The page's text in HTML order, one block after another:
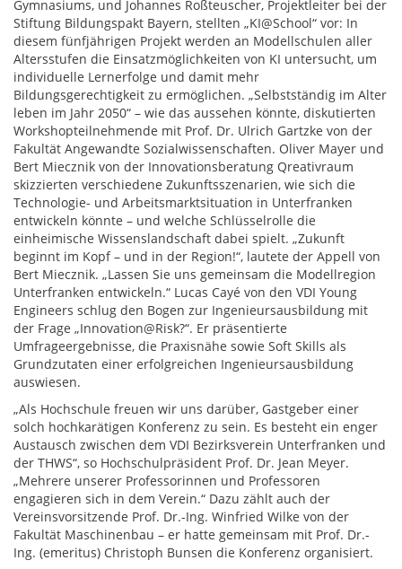
Gymnasiums, und Johannes Roßteuscher, Projektleiter bei der
Stiftung Bildungspakt Bayern, stellten „KI@School“ vor: In
diesem fünfjährigen Projekt werden an Modellschulen aller
Altersstufen die Einsatzmöglichkeiten von KI untersucht, um
individuelle Lernerfolge und damit mehr
Bildungsgerechtigkeit zu ermöglichen. „Selbstständig im Alter
leben im Jahr 2050“ – wie das aussehen könnte, diskutierten
Workshopteilnehmende mit Prof. Dr. Ulrich Gartzke von der
Fakultät Angewandte Sozialwissenschaften. Oliver Mayer und
Bert Miecznik von der Innovationsberatung Qreativraum
skizzierten verschiedene Zukunftsszenarien, wie sich die
Technologie- und Arbeitsmarktsituation in Unterfranken
entwickeln könnte – und welche Schlüsselrolle die
einheimische Wissenslandschaft dabei spielt. „Zukunft
beginnt im Kopf – und in der Region!“, lautete der Appell von
Bert Miecznik. „Lassen Sie uns gemeinsam die Modellregion
Unterfranken entwickeln.“ Lucas Cayé von den VDI Young
Engineers schlug den Bogen zur Ingenieursausbildung mit
der Frage „Innovation@Risk?“. Er präsentierte
Umfrageergebnisse, die Praxisnähe sowie Soft Skills als
Grundzutaten einer erfolgreichen Ingenieursausbildung
auswiesen.
„Als Hochschule freuen wir uns darüber, Gastgeber einer
solch hochkarätigen Konferenz zu sein. Es besteht ein enger
Austausch zwischen dem VDI Bezirksverein Unterfranken und
der THWS“, so Hochschulpräsident Prof. Dr. Jean Meyer.
„Mehrere unserer Professorinnen und Professoren
engagieren sich in dem Verein.“ Dazu zählt auch der
Vereinsvorsitzende Prof. Dr.-Ing. Winfried Wilke von der
Fakultät Maschinenbau – er hatte gemeinsam mit Prof. Dr.-
Ing. (emeritus) Christoph Bunsen die Konferenz organisiert.